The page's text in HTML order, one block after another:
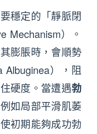
穩定的「靜脈閉
Mechanism）。
膨脹時，會順勢
Albuginea），阻
硬度。當遭遇勃
如局部平滑肌萎
初期能夠成功勃